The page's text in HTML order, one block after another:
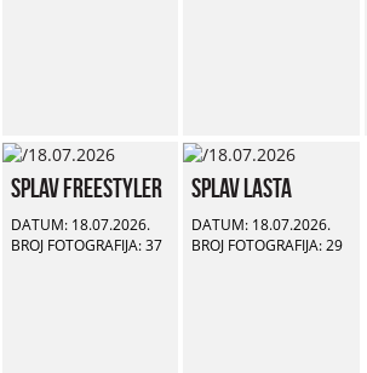
Splav Freestyler
DATUM: 18.07.2026.
BROJ FOTOGRAFIJA: 37
Splav Lasta
DATUM: 18.07.2026.
BROJ FOTOGRAFIJA: 29